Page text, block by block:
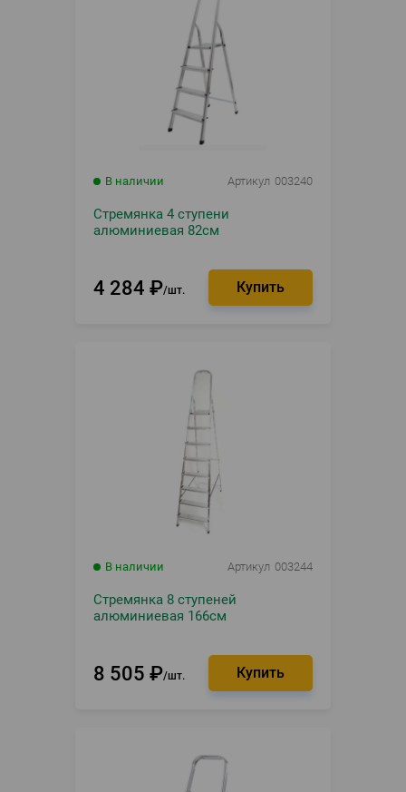
В наличии Артикул 003240
Стремянка 4 ступени
алюминиевая 82см
4 284 ₽ шт.
В наличии Артикул 003244
Стремянка 8 ступеней
алюминиевая 166см
8 505 ₽ шт.